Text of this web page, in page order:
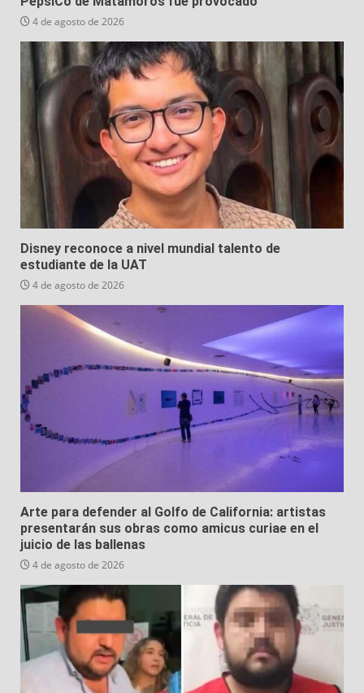
4 de agosto de 2026
Disney reconoce a nivel mundial talento de
estudiante de la UAT
4 de agosto de 2026
Arte para defender al Golfo de California: artistas
presentarán sus obras como amicus curiae en el
juicio de las ballenas
4 de agosto de 2026